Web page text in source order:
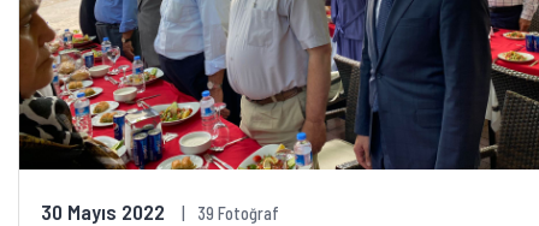
30 Mayıs 2022 39 Fotoğraf